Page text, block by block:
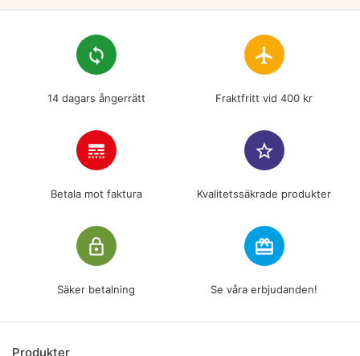
loop
14 dagars ångerrätt
flight
Fraktfritt vid 400 kr
line_style
Betala mot faktura
star_border
Kvalitetssäkrade produkter
lock_outline
Säker betalning
redeem
Se våra erbjudanden!
Produkter